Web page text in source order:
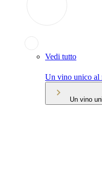
Vedi tutto
Un vino unico al
Un vino